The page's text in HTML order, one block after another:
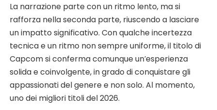
La narrazione parte con un ritmo lento, ma si
rafforza nella seconda parte, riuscendo a lasciare
un impatto significativo. Con qualche incertezza
tecnica e un ritmo non sempre uniforme, il titolo di
Capcom si conferma comunque un’esperienza
solida e coinvolgente, in grado di conquistare gli
appassionati del genere e non solo. Al momento,
uno dei migliori titoli del 2026.